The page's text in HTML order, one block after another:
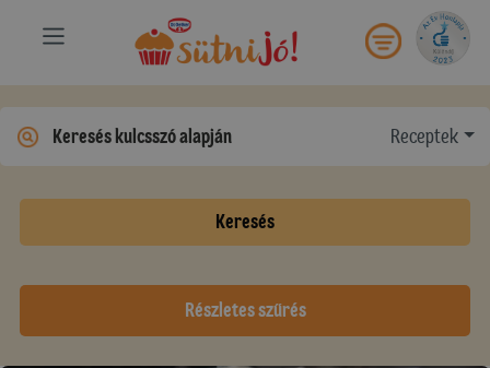
Receptek
Keresés
Részletes szűrés